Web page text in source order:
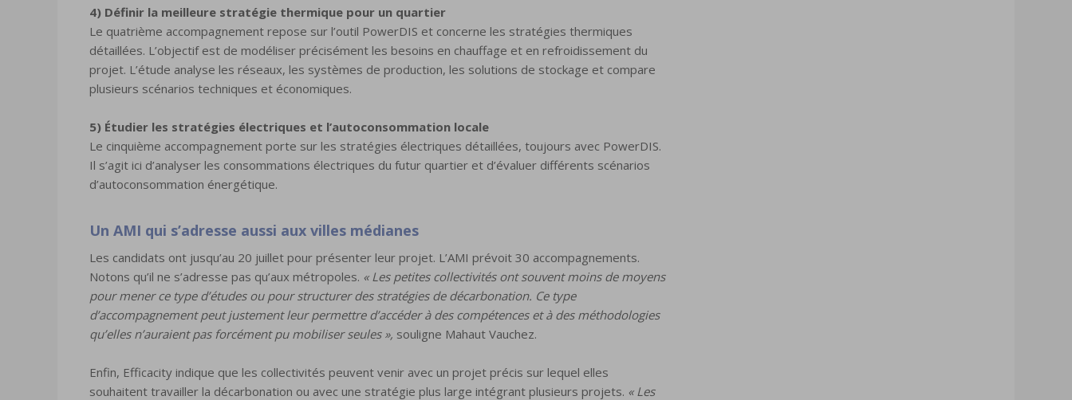
4) Définir la meilleure stratégie thermique pour un quartier
Le quatrième accompagnement repose sur l’outil PowerDIS et concerne les stratégies thermiques
détaillées. L’objectif est de modéliser précisément les besoins en chauffage et en refroidissement du
projet. L’étude analyse les réseaux, les systèmes de production, les solutions de stockage et compare
plusieurs scénarios techniques et économiques.
5) Étudier les stratégies électriques et l’autoconsommation locale
Le cinquième accompagnement porte sur les stratégies électriques détaillées, toujours avec PowerDIS.
Il s’agit ici d’analyser les consommations électriques du futur quartier et d’évaluer différents scénarios
d’autoconsommation énergétique.
Un AMI qui s’adresse aussi aux villes médianes
Les candidats ont jusqu’au 20 juillet pour présenter leur projet. L’AMI prévoit 30 accompagnements.
Notons qu’il ne s’adresse pas qu’aux métropoles. « Les petites collectivités ont souvent moins de moyens
pour mener ce type d’études ou pour structurer des stratégies de décarbonation. Ce type
d’accompagnement peut justement leur permettre d’accéder à des compétences et à des méthodologies
qu’elles n’auraient pas forcément pu mobiliser seules », souligne Mahaut Vauchez.
Enfin, Efficacity indique que les collectivités peuvent venir avec un projet précis sur lequel elles
souhaitent travailler la décarbonation ou avec une stratégie plus large intégrant plusieurs projets. « Les